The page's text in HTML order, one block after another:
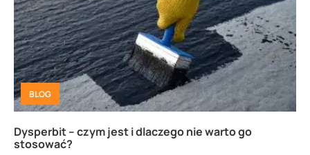
BLOG
Dysperbit – czym jest i dlaczego nie warto go
stosować?